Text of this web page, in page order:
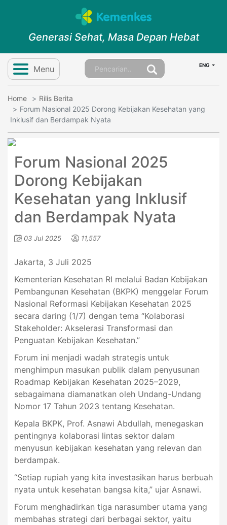
Generasi Sehat, Masa Depan Hebat
Menu ENG
Home
Rilis Berita
Forum Nasional 2025 Dorong Kebijakan Kesehatan yang
Inklusif dan Berdampak Nyata
Forum Nasional 2025
Dorong Kebijakan
Kesehatan yang Inklusif
dan Berdampak Nyata
03 Jul 2025 11,557
Jakarta, 3 Juli 2025
Kementerian Kesehatan RI melalui Badan Kebijakan
Pembangunan Kesehatan (BKPK) menggelar Forum
Nasional Reformasi Kebijakan Kesehatan 2025
secara daring (1/7) dengan tema “Kolaborasi
Stakeholder: Akselerasi Transformasi dan
Penguatan Kebijakan Kesehatan.”
Forum ini menjadi wadah strategis untuk
menghimpun masukan publik dalam penyusunan
Roadmap Kebijakan Kesehatan 2025–2029,
sebagaimana diamanatkan oleh Undang-Undang
Nomor 17 Tahun 2023 tentang Kesehatan.
Kepala BKPK, Prof. Asnawi Abdullah, menegaskan
pentingnya kolaborasi lintas sektor dalam
menyusun kebijakan kesehatan yang relevan dan
berdampak.
“Setiap rupiah yang kita investasikan harus berbuah
nyata untuk kesehatan bangsa kita,” ujar Asnawi.
Forum menghadirkan tiga narasumber utama yang
membahas strategi dari berbagai sektor, yaitu